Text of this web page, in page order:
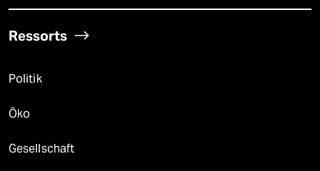
Ressorts
Politik
Öko
Gesellschaft